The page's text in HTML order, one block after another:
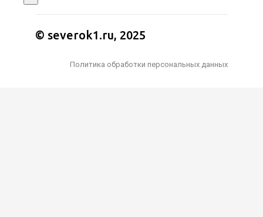
© severok1.ru, 2025
Политика обработки персональных данных